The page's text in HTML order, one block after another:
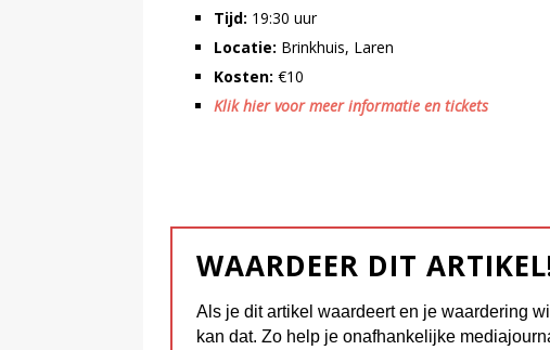
Tijd: 19:30 uur
Locatie: Brinkhuis, Laren
Kosten: €10
Klik hier voor meer informatie en tickets
WAARDEER DIT
Als je dit artikel waardeert en je waardering
kan dat. Zo help je onafhankelijke